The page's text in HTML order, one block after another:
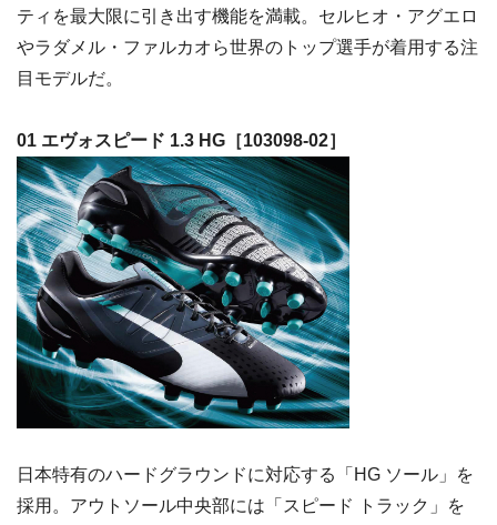
ティを最大限に引き出す機能を満載。セルヒオ・アグエロ
やラダメル・ファルカオら世界のトップ選手が着用する注
目モデルだ。
01 エヴォスピード 1.3 HG［103098-02］
日本特有のハードグラウンドに対応する「HG ソール」を
採用。アウトソール中央部には「スピード トラック」を